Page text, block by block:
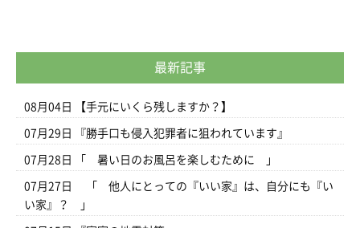
最新記事
08月04日 【手元にいくら残しますか？】
07月29日 『勝手口も侵入犯罪者に狙われています』
07月28日 「 暑い日のお風呂を楽しむために 」
07月27日
「 他人にとっての『いい家』は、自分にも『い
い家』？ 」